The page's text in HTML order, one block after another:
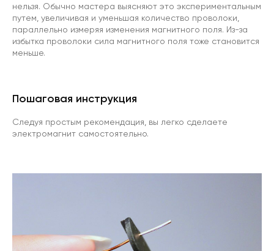
нельзя. Обычно мастера выясняют это экспериментальным
путем, увеличивая и уменьшая количество проволоки,
параллельно измеряя изменения магнитного поля. Из-за
избытка проволоки сила магнитного поля тоже становится
меньше.
Пошаговая инструкция
Следуя простым рекомендация, вы легко сделаете
электромагнит самостоятельно.